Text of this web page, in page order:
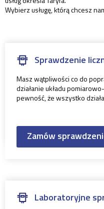
Wybierz usługę, którą chcesz
Sprawdzenie
Masz wątpliwości co do
działanie układu
pewność, że wszystko
Zamów
Laboratoryjne